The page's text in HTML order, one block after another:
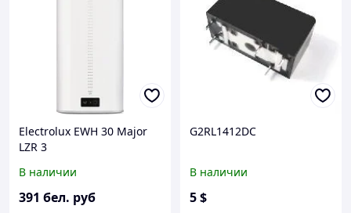
Electrolux EWH 30 Major
LZR 3
В наличии
391 бел. руб
G2RL1412DC
В наличии
5$